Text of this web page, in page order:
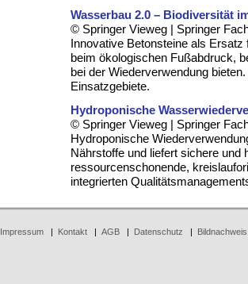
Wasserbau 2.0 – Biodiversität
© Springer Vieweg | Springer
Innovative Betonsteine als
beim ökologischen Fußabdruck,
bei der Wiederverwendung
Einsatzgebiete.
Hydroponische
© Springer Vieweg | Springer
Hydroponische
Nährstoffe und liefert sichere und
ressourcenschonende,
integrierten
Impressum| Kontakt| AGB| Datenschutz | Bildnachweis